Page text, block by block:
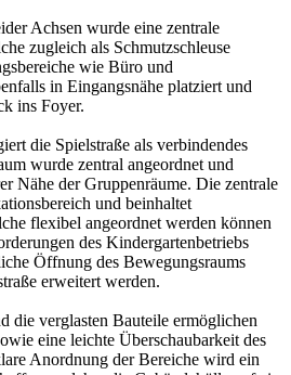
Achsen wurde eine zentrale
zugleich als Schmutzschleuse
wie Büro und
in Eingangsnähe platziert und
ins Foyer.
die Spielstraße als verbindendes
wurde zentral angeordnet und
Nähe der Gruppenräume. Die zentrale
und beinhaltet
flexibel angeordnet werden können
des Kindergartenbetriebs
Öffnung des Bewegungsraums
erweitert werden.
die verglasten Bauteile ermöglichen
eine leichte Überschaubarkeit des
Anordnung der Bereiche wird ein